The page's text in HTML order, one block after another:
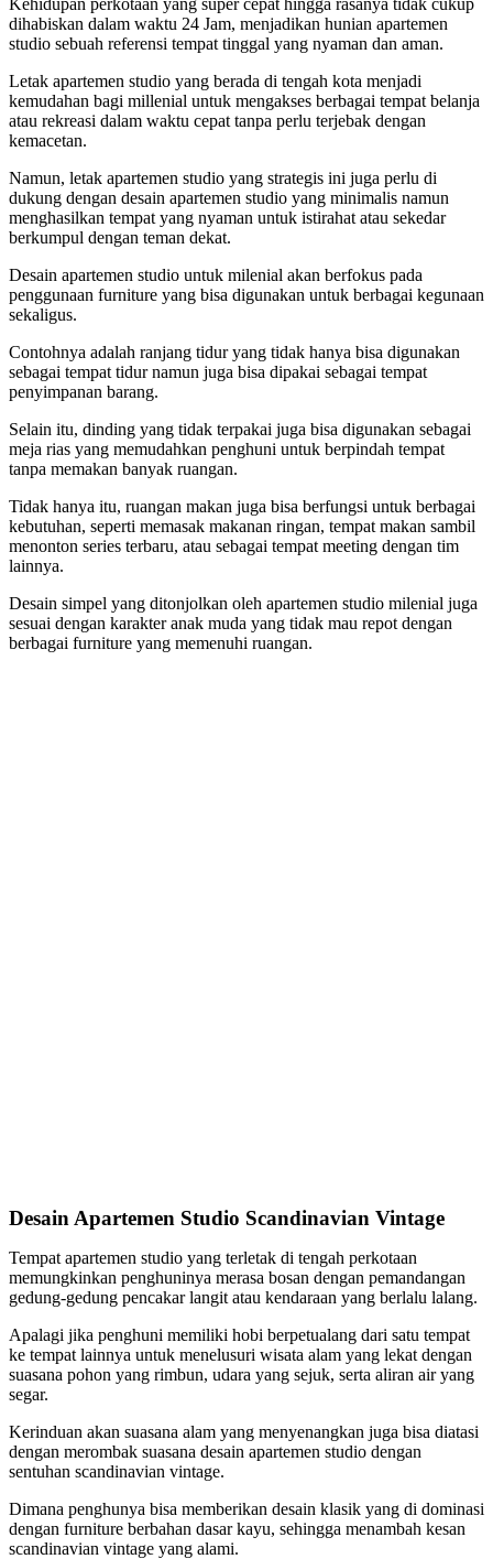
dihabiskan dalam waktu 24 Jam, menjadikan hunian apartemen
studio sebuah referensi tempat tinggal yang nyaman dan aman.
Letak apartemen studio yang berada di tengah kota menjadi
kemudahan bagi millenial untuk mengakses berbagai tempat belanja
atau rekreasi dalam waktu cepat tanpa perlu terjebak dengan
kemacetan.
Namun, letak apartemen studio yang strategis ini juga perlu di
dukung dengan desain apartemen studio yang minimalis namun
menghasilkan tempat yang nyaman untuk istirahat atau sekedar
berkumpul dengan teman dekat.
Desain apartemen studio untuk milenial akan berfokus pada
penggunaan furniture yang bisa digunakan untuk berbagai kegunaan
sekaligus.
Contohnya adalah ranjang tidur yang tidak hanya bisa digunakan
sebagai tempat tidur namun juga bisa dipakai sebagai tempat
penyimpanan barang.
Selain itu, dinding yang tidak terpakai juga bisa digunakan sebagai
meja rias yang memudahkan penghuni untuk berpindah tempat
tanpa memakan banyak ruangan.
Tidak hanya itu, ruangan makan juga bisa berfungsi untuk berbagai
kebutuhan, seperti memasak makanan ringan, tempat makan sambil
menonton series terbaru, atau sebagai tempat meeting dengan tim
lainnya.
Desain simpel yang ditonjolkan oleh apartemen studio milenial juga
sesuai dengan karakter anak muda yang tidak mau repot dengan
berbagai furniture yang memenuhi ruangan.
Desain Apartemen Studio Scandinavian Vintage
Tempat apartemen studio yang terletak di tengah perkotaan
memungkinkan penghuninya merasa bosan dengan pemandangan
gedung-gedung pencakar langit atau kendaraan yang berlalu lalang.
Apalagi jika penghuni memiliki hobi berpetualang dari satu tempat
ke tempat lainnya untuk menelusuri wisata alam yang lekat dengan
suasana pohon yang rimbun, udara yang sejuk, serta aliran air yang
segar.
Kerinduan akan suasana alam yang menyenangkan juga bisa diatasi
dengan merombak suasana desain apartemen studio dengan
sentuhan scandinavian vintage.
Dimana penghunya bisa memberikan desain klasik yang di dominasi
dengan furniture berbahan dasar kayu, sehingga menambah kesan
scandinavian vintage yang alami.